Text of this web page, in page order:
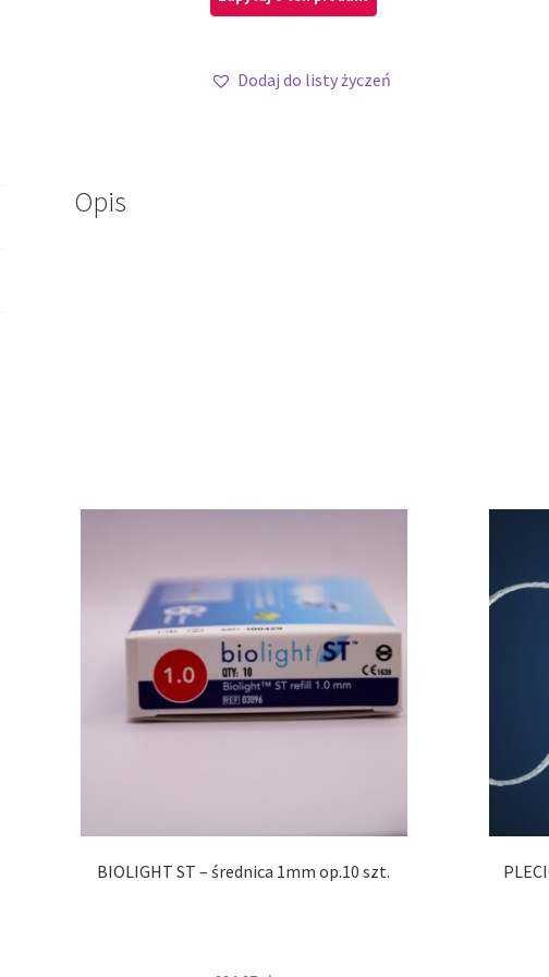
Dodaj do listy życzeń
Opis
BIOLIGHT ST – średnica 1mm op.10 szt.